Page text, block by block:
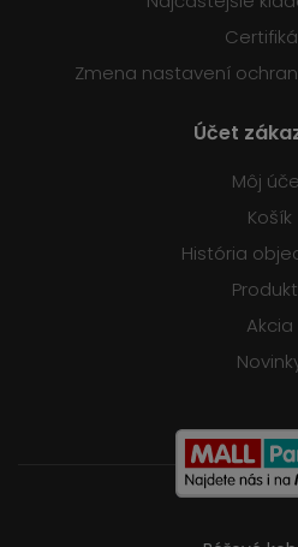
Zmena nastavení
Účet
Môj
Košík
História
Akcia